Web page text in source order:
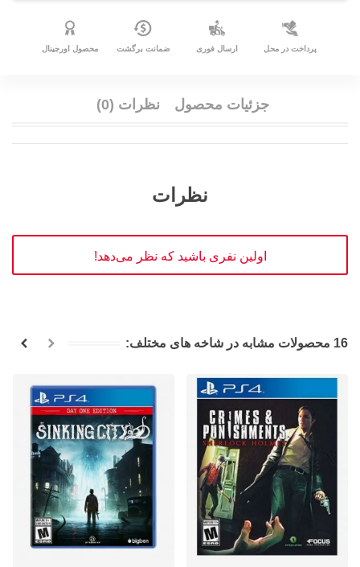
پرداخت در محل ارسال فوری ضمانت برگشت محصول اورجینال
جزئیات محصول نظرات (0)
نظرات
اولین نفری باشید که نظر می‌دهد!
16 محصولات مشابه در شاخه های مختلف: